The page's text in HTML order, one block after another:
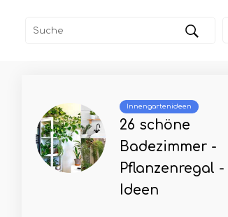
Innengartenideen
26 schöne
Badezimmer -
Pflanzenregal -
Ideen